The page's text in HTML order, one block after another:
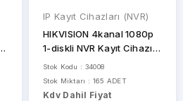
IP Kayıt Cihazları (NVR)
HIKVISION 4kanal 1080p
1-diskli NVR Kayıt Cihazı
DS-7104NI-Q1
Stok Kodu : 34008
Stok Miktarı : 165 ADET
Kdv Dahil Fiyat